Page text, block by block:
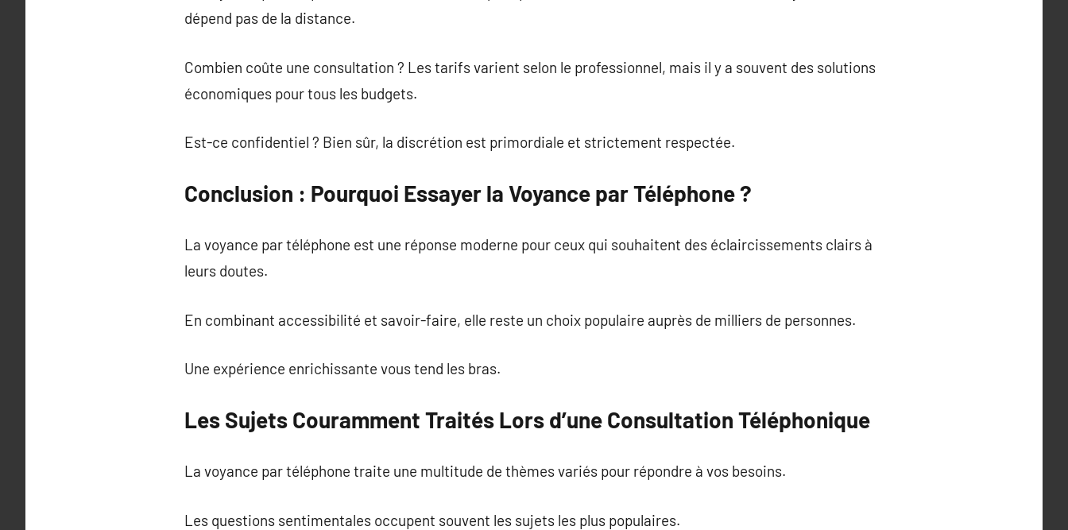
dépend pas de la distance.
Combien coûte une consultation ? Les tarifs varient selon le professionnel, mais il y a souvent des solutions
économiques pour tous les budgets.
Est-ce confidentiel ? Bien sûr, la discrétion est primordiale et strictement respectée.
Conclusion : Pourquoi Essayer la Voyance par Téléphone ?
La voyance par téléphone est une réponse moderne pour ceux qui souhaitent des éclaircissements clairs à
leurs doutes.
En combinant accessibilité et savoir-faire, elle reste un choix populaire auprès de milliers de personnes.
Une expérience enrichissante vous tend les bras.
Les Sujets Couramment Traités Lors d’une Consultation Téléphonique
La voyance par téléphone traite une multitude de thèmes variés pour répondre à vos besoins.
Les questions sentimentales occupent souvent les sujets les plus populaires.